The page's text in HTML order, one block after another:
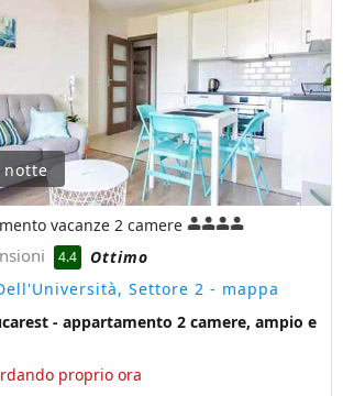
notte
vacanze 2 camere
4.4
Ottimo
Settore 2 - mappa
- appartamento 2 camere, ampio e
proprio ora